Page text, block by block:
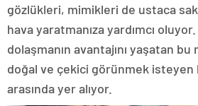
gözlükleri, mimikleri de ustaca
hava yaratmanıza yardımcı
dolaşmanın avantajını yaşatan
doğal ve çekici görünmek isteyen
arasında yer alıyor.